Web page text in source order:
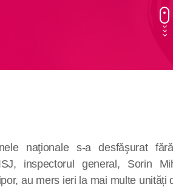
naţionale s-a desfăşurat
inspectorul general, Sorin
au mers ieri la mai multe unități